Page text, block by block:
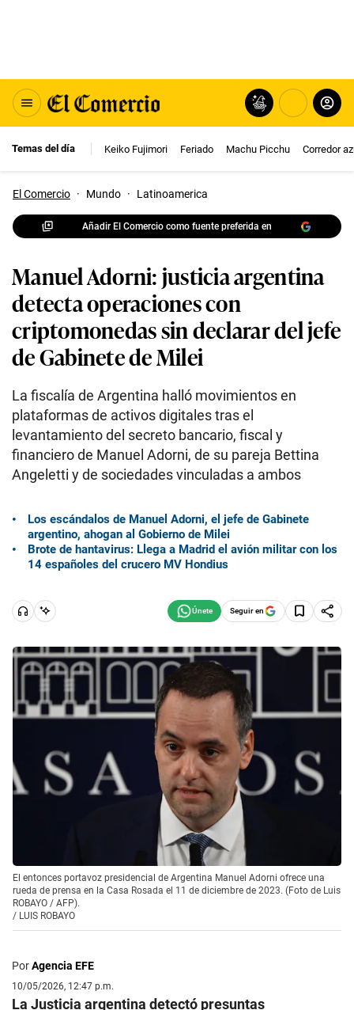
Temas del día Keiko Fujimori Feriado Machu Picchu Corredor
El Comercio · Mundo · Latinoamerica
Añadir El Comercio como fuente preferida en
Manuel Adorni: justicia argentina
detecta operaciones con
criptomonedas sin declarar del jefe
de Gabinete de Milei
La fiscalía de Argentina halló movimientos en
plataformas de activos digitales tras el
levantamiento del secreto bancario, fiscal y
financiero de Manuel Adorni, de su pareja Bettina
Angeletti y de sociedades vinculadas a ambos
Los escándalos de Manuel Adorni, el jefe de Gabinete
argentino, ahogan al Gobierno de Milei
Brote de hantavirus: Llega a Madrid el avión militar con los
14 españoles del crucero MV Hondius
Seguir en
El entonces portavoz presidencial de Argentina Manuel Adorni ofrece una
rueda de prensa en la Casa Rosada el 11 de diciembre de 2023. (Foto de Luis
ROBAYO / AFP).
/ LUIS ROBAYO
PorAgencia EFE
10/05/2026, 12:47 p.m.
La Justicia argentina detectó presuntas